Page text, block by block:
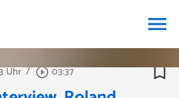
menu
Uhr / play_circle_outline03:37 bookmark_border